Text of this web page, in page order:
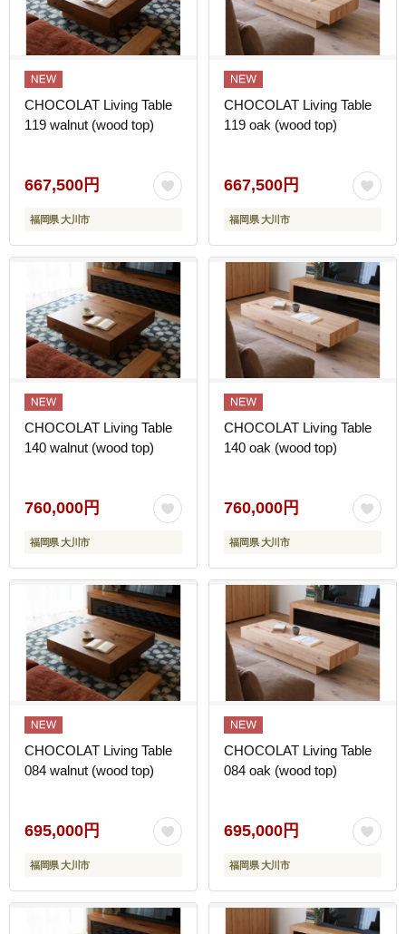
CHOCOLAT Living Table
119 walnut (wood top)
667,500円
福岡県 大川市
CHOCOLAT Living Table
119 oak (wood top)
667,500円
福岡県 大川市
CHOCOLAT Living Table
140 walnut (wood top)
760,000円
福岡県 大川市
CHOCOLAT Living Table
140 oak (wood top)
760,000円
福岡県 大川市
CHOCOLAT Living Table
084 walnut (wood top)
695,000円
福岡県 大川市
CHOCOLAT Living Table
084 oak (wood top)
695,000円
福岡県 大川市